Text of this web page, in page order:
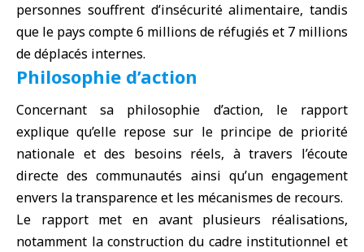
personnes souffrent d’insécurité alimentaire, tandis
que le pays compte 6 millions de réfugiés et 7 millions
de déplacés internes.
Philosophie d’action
Concernant sa philosophie d’action, le rapport
explique qu’elle repose sur le principe de priorité
nationale et des besoins réels, à travers l’écoute
directe des communautés ainsi qu’un engagement
envers la transparence et les mécanismes de recours.
Le rapport met en avant plusieurs réalisations,
notamment la construction du cadre institutionnel et